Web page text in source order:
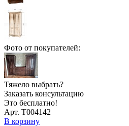
Фото от покупателей:
Тяжело выбрать?
Заказать консультацию
Это бесплатно!
Арт. Т004142
В корзину